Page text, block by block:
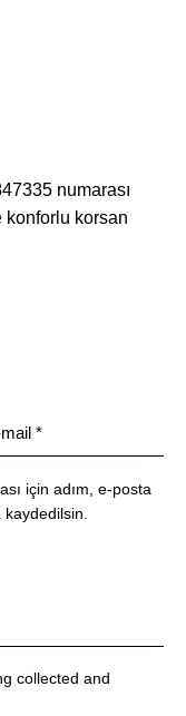
numarası
konforlu korsan
için adım, e-posta
collected and